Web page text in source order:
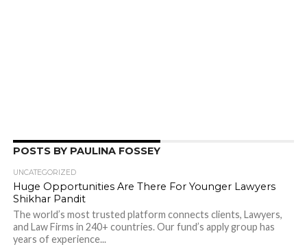
POSTS BY PAULINA FOSSEY
UNCATEGORIZED
Huge Opportunities Are There For Younger Lawyers
Shikhar Pandit
The world’s most trusted platform connects clients, Lawyers,
and Law Firms in 240+ countries. Our fund’s apply group has
years of experience...